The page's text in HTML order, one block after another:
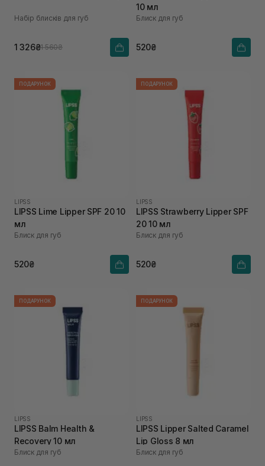
Набір блисків для губ
1 326₴1 560₴
10 мл
Блиск для губ
520₴
ПОДАРУНОК
LIPSS
LIPSS Lime Lipper SPF 20 10
мл
Блиск для губ
520₴
ПОДАРУНОК
LIPSS
LIPSS Strawberry Lipper SPF
20 10 мл
Блиск для губ
520₴
ПОДАРУНОК
LIPSS
LIPSS Balm Health &
Recovery 10 мл
Блиск для губ
ПОДАРУНОК
LIPSS
LIPSS Lipper Salted Caramel
Lip Gloss 8 мл
Блиск для губ